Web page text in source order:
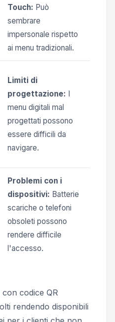
Touch: Può
sembrare
impersonale rispetto
ai menu tradizionali.
Limiti di
progettazione: I
menu digitali mal
progettati possono
essere difficili da
navigare.
Problemi con i
dispositivi: Batterie
scariche o telefoni
obsoleti possono
rendere difficile
l'accesso.
codice QR
rendendo disponibili